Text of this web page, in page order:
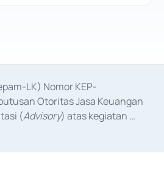
LK) Nomor KEP-
Otoritas Jasa Keuangan
(Advisory) atas kegiatan